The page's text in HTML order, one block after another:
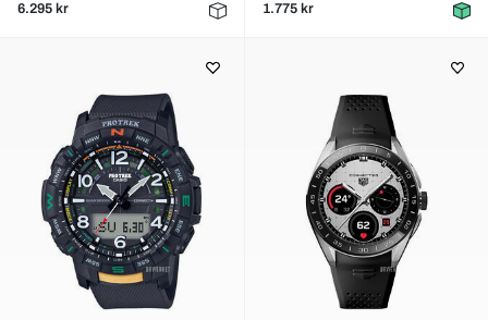
6.295 kr
1.775 kr